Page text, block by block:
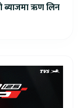
ब्याजमा ऋण लिन